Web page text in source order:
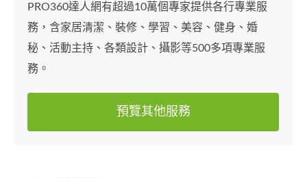
PRO360達人網有超過10萬個專家提供各行專業服
務，含家居清潔、裝修、學習、美容、健身、婚
秘、活動主持、各類設計、攝影等500多項專業服
務。
預覽其他服務